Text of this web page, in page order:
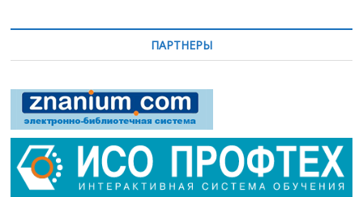
ПАРТНЕРЫ